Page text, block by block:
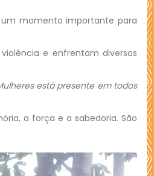
um momento importante para
e enfrentam diversos
está presente em todos
a força e a sabedoria. São